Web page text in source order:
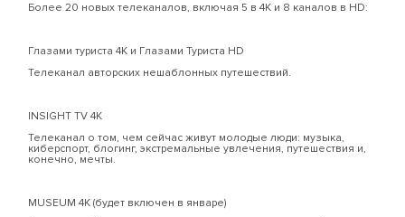
Более 20 новых телеканалов, включая 5 в 4К и 8 каналов в HD:
Глазами туриста 4К и Глазами Туриста HD
Телеканал авторских нешаблонных путешествий.
INSIGHT TV 4K
Телеканал о том, чем сейчас живут молодые люди: музыка,
киберспорт, блогинг, экстремальные увлечения, путешествия и,
конечно, мечты.
MUSEUM 4К (будет включен в январе)